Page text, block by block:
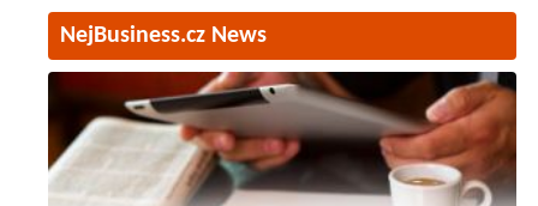
NejBusiness.cz News